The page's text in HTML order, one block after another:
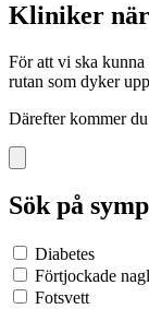
Kliniker
För att vi ska kunna
rutan som dyker
Därefter kommer
Sök på
Diabetes
Förtjockade
Fotsvett